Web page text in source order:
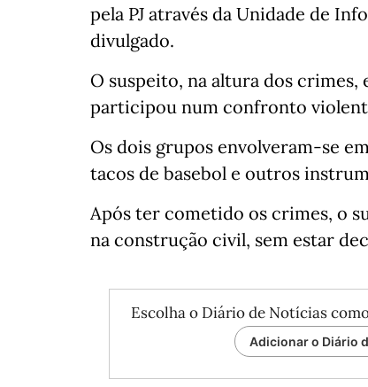
pela PJ através da Unidade de
divulgado.
O suspeito, na altura dos
participou num confronto
Os dois grupos envolveram-se
tacos de basebol e outros
Após ter cometido os crimes, o
na construção civil, sem estar
Escolha o Diário de Notícias
Adicionar o Diário